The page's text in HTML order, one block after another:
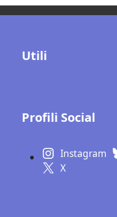
Utili
Profili Social
Instagram
X